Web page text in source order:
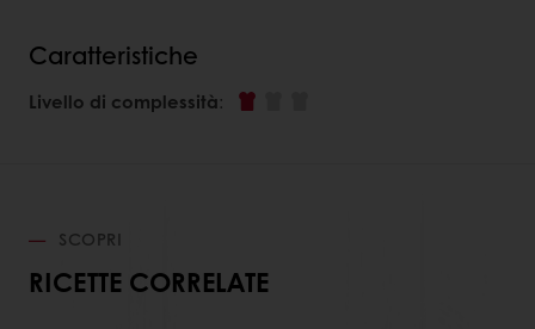
Caratteristiche
Livello di complessità:
SCOPRI
RICETTE CORRELATE